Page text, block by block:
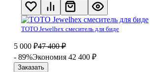
TOTO Jewelhex смеситель для биде
5 000 ₽47 400 ₽
- 89%Экономия 42 400 ₽
Заказать